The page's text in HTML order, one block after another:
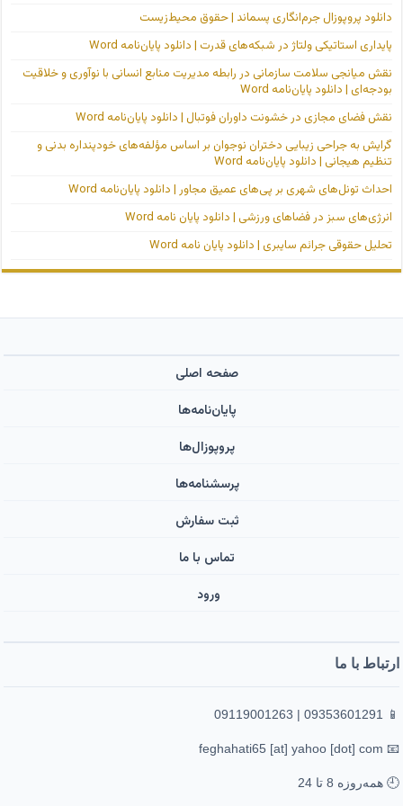
دانلود پروپوزال جرم‌انگاری پسماند | حقوق محیط‌زیست
پایداری استاتیکی ولتاژ در شبکه‌های قدرت | دانلود پایان‌نامه Word
نقش میانجی سلامت سازمانی در رابطه مدیریت منابع انسانی با نوآوری و خلاقیت
بودجه‌ای | دانلود پایان‌نامه Word
نقش فضای مجازی در خشونت داوران فوتبال | دانلود پایان‌نامه Word
گرایش به جراحی زیبایی دختران نوجوان بر اساس مؤلفه‌های خودپنداره بدنی و
تنظیم هیجانی | دانلود پایان‌نامه Word
احداث تونل‌های شهری بر پی‌های عمیق مجاور | دانلود پایان‌نامه Word
انرژی‌های سبز در فضاهای ورزشی | دانلود پایان نامه Word
تحلیل حقوقی جرائم سایبری | دانلود پایان نامه Word
صفحه اصلی
پایان‌نامه‌ها
پروپوزال‌ها
پرسشنامه‌ها
ثبت سفارش
تماس با ما
ورود ‌
ارتباط با ما
📱 09353601291 | 09119001263
📧 feghahati65 [at] yahoo [dot] com
🕘 همه‌روزه 8 تا 24